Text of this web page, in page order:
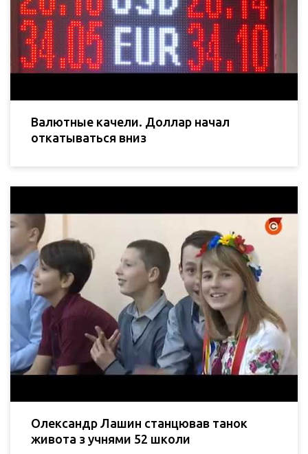
Валютные качели. Доллар начал
откатываться вниз
Олександр Лашин станцював танок
живота з учнями 52 школи